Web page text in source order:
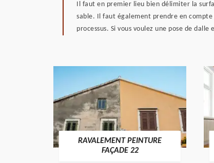
Il faut en premier lieu bien délimiter la
sable. Il faut également prendre en
processus. Si vous voulez une pose de
RAVALEMENT PEINTURE
FAÇADE 22